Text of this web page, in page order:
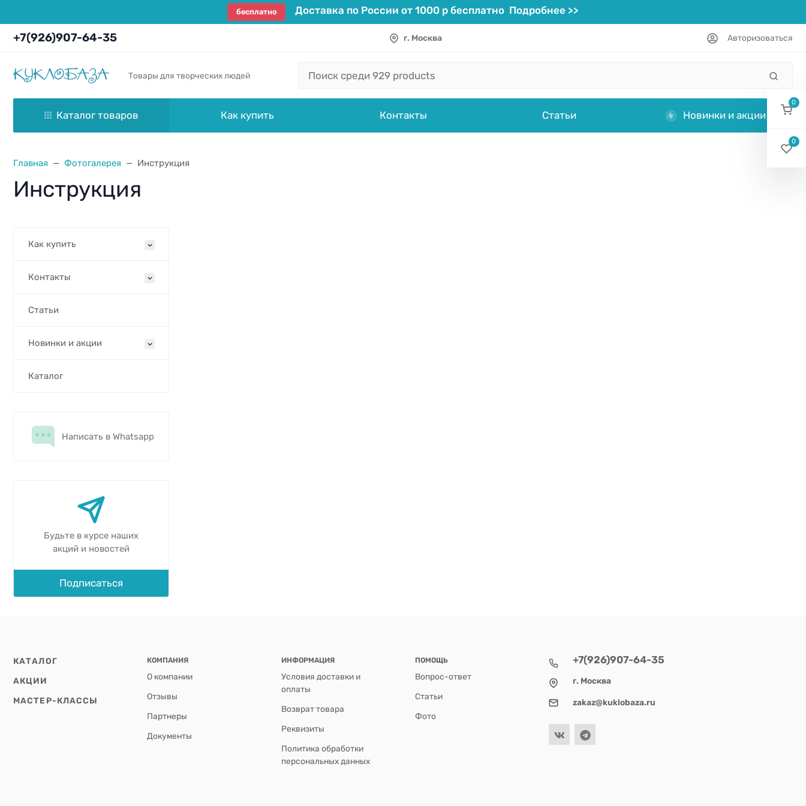
бесплатно Доставка по России от 1000 р бесплатно Подробнее >>
+7(926)907-64-35 г. Москва Авторизоваться
Товары для творческих людей
Каталог товаров Как купить Контакты Статьи Новинки и акции
Главная Фотогалерея Инструкция
Инструкция
Как купить
Контакты
Статьи
Новинки и акции
Каталог
Написать в Whatsapp
Будьте в курсе наших
акций и новостей
Подписаться
КАТАЛОГ
АКЦИИ
МАСТЕР-КЛАССЫ
КОМПАНИЯ
О компании
Отзывы
Партнеры
Документы
ИНФОРМАЦИЯ
Условия доставки и
оплаты
Возврат товара
Реквизиты
Политика обработки
персональных данных
ПОМОЩЬ
Вопрос-ответ
Статьи
Фото
+7(926)907-64-35
г. Москва
zakaz@kuklobaza.ru
0
0